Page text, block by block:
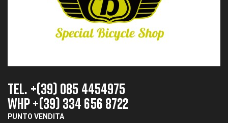
TEL. +(39) 085 4454975
whp +(39) 334 656 8722
PUNTO VENDITA